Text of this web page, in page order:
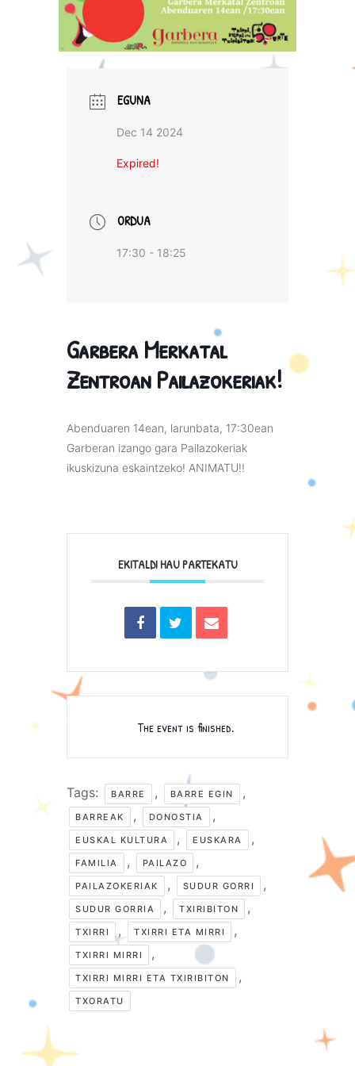
EGUNA
Dec 14 2024
Expired!
ORDUA
17:30 - 18:25
Garbera Merkatal
Zentroan Pailazokeriak!
Abenduaren 14ean, larunbata, 17:30ean
Garberan izango gara Pailazokeriak
ikuskizuna eskaintzeko! ANIMATU!!
EKITALDI HAU PARTEKATU
The event is finished.
Tags: BARRE , BARRE EGIN ,
BARREAK , DONOSTIA ,
EUSKAL KULTURA , EUSKARA ,
FAMILIA , PAILAZO ,
PAILAZOKERIAK , SUDUR GORRI ,
SUDUR GORRIA , TXIRIBITON ,
TXIRRI , TXIRRI ETA MIRRI ,
TXIRRI MIRRI ,
TXIRRI MIRRI ETA TXIRIBITON ,
TXORATU